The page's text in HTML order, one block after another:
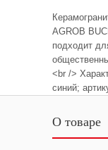
AGROB
подходит
<br />
синий;
О товаре